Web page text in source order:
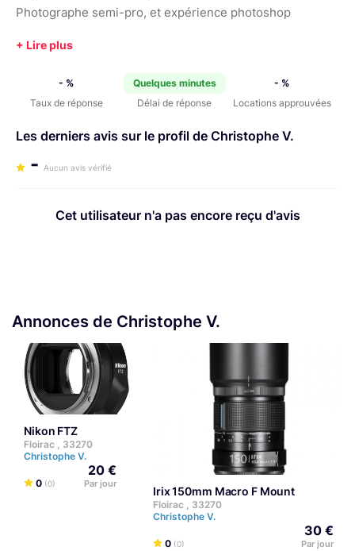
Photographe semi-pro, et expérience photoshop
- %
Taux de réponse
Quelques minutes
Délai de réponse
- %
Locations approuvées
Les derniers avis sur le profil de Christophe V.
- Aucun avis vérifié
Cet utilisateur n'a pas encore reçu d'avis
Annonces de Christophe V.
Nikon FTZ
Floirac , 33270
Christophe V.
0 (0)
20 €
Par jour
Irix 150mm Macro F Mount
Floirac , 33270
Christophe V.
0 (0)
30 €
Par jour